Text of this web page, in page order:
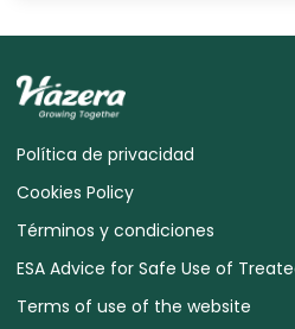
Política de privacidad
Cookies Policy
Términos y condiciones
ESA Advice for Safe Use of
Terms of use of the website